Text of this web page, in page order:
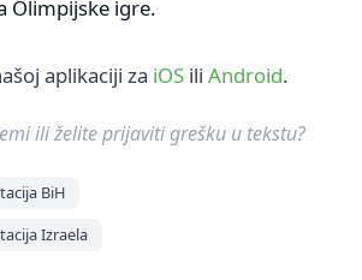
Olimpijske igre.
aplikaciji za iOS ili Android.
ili želite prijaviti grešku u tekstu?
BiH
Izraela